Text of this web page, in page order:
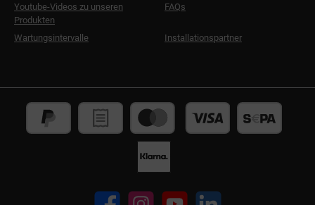
Youtube-Videos zu unseren
Produkten
FAQs
Wartungsintervalle Installationspartner